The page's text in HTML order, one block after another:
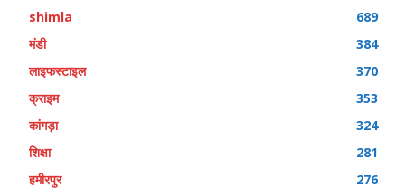
shimla
689
मंडी
384
लाइफस्टाइल
370
क्राइम
353
कांगड़ा
324
शिक्षा
281
हमीरपुर
276